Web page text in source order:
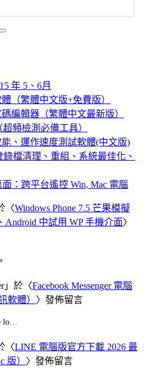
Search
年 5、6月
（繁體中文版+免費版）
編輯器（繁體中文最新版）
頻檢測必備工具）
能、運作速度測試軟體(中文版)
錄檔清理、重組、系統最佳化、
：跨平台遙控 Win, Mac 電腦
〈Windows Phone 7.5 芒果模擬
Android 中試用 WP 手機介面〉
」於〈Facebook Messenger 電腦
軟體） 〉發佈留言
lo…
〈LINE 電腦版官方下載 2026 最
版） 〉發佈留言